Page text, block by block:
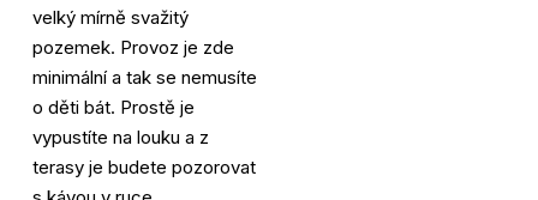
velký mírně svažitý
pozemek. Provoz je zde
minimální a tak se nemusíte
o děti bát. Prostě je
vypustíte na louku a z
terasy je budete pozorovat